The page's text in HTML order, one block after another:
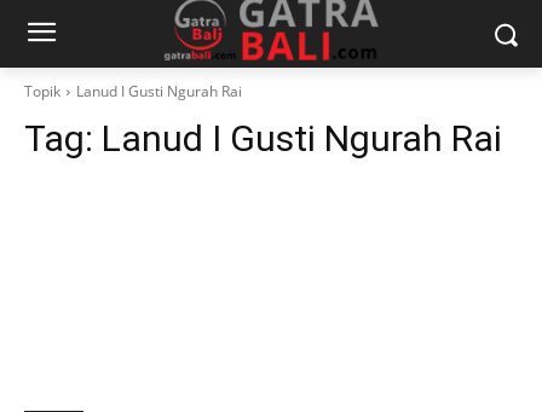
Topik Lanud I Gusti Ngurah Rai
Tag: Lanud I Gusti Ngurah Rai